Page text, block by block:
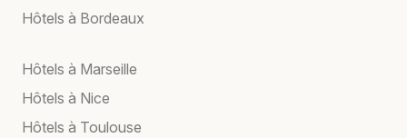
Hôtels à Bordeaux
Hôtels à Marseille
Hôtels à Nice
Hôtels à Toulouse